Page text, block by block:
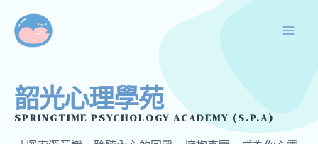
韶光心理學苑
SPRINGTIME PSYCHOLOGY ACADEMY (S.P.A)